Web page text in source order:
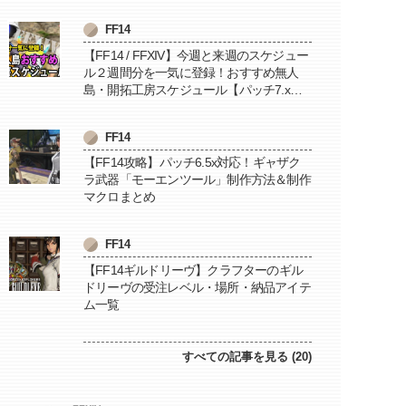
FF14
【FF14 / FFXIV】今週と来週のスケジュー
ル２週間分を一気に登録！おすすめ無人
島・開拓工房スケジュール【パッチ7.x対
FF14
【FF14攻略】パッチ6.5x対応！ギャザク
ラ武器「モーエンツール」制作方法＆制作
マクロまとめ
FF14
【FF14ギルドリーヴ】クラフターのギル
ドリーヴの受注レベル・場所・納品アイテ
ム一覧
すべての記事を見る (20)